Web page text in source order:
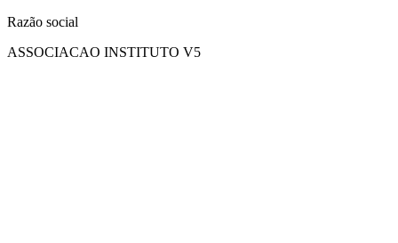
Razão social
ASSOCIACAO INSTITUTO V5